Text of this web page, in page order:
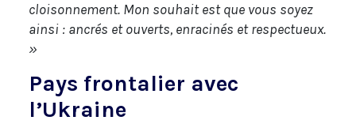
cloisonnement. Mon souhait est que vous soyez
ainsi : ancrés et ouverts, enracinés et respectueux.
»
Pays frontalier avec
l’Ukraine